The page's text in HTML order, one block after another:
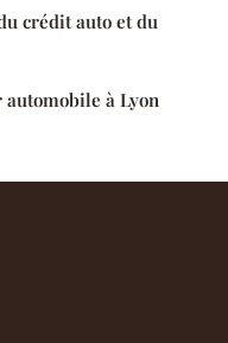
crédit auto et du
à Lyon